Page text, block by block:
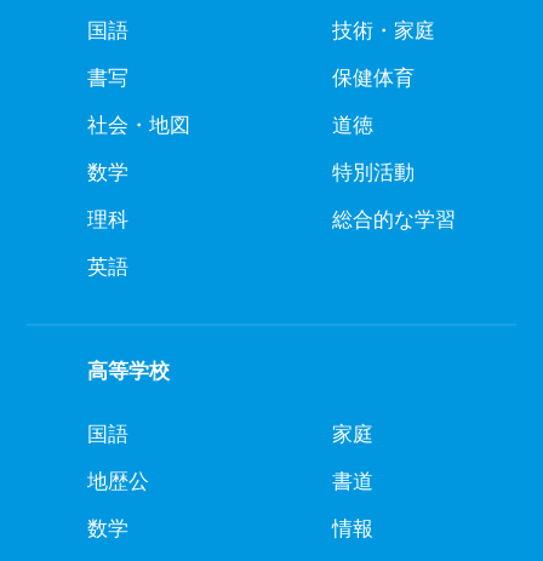
国語
書写
社会・地図
数学
理科
英語
技術・家庭
保健体育
道徳
特別活動
総合的な学習
高等学校
国語
地歴公
数学
家庭
書道
情報